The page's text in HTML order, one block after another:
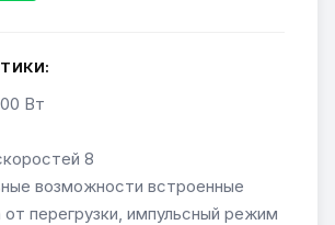
Вт
8
возможности встроенные
перегрузки, импульсный режим